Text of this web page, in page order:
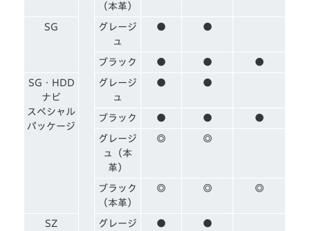
（本革）
SG
グレージ
ュ
● ●
ブラック ● ● ●
SG・HDD
ナビ
スペシャル
パッケージ
グレージ
ュ
● ●
ブラック ● ● ●
グレージ
ュ（本
革）
◎ ◎
ブラック
（本革）
◎ ◎ ◎
SZ
グレージ
● ●